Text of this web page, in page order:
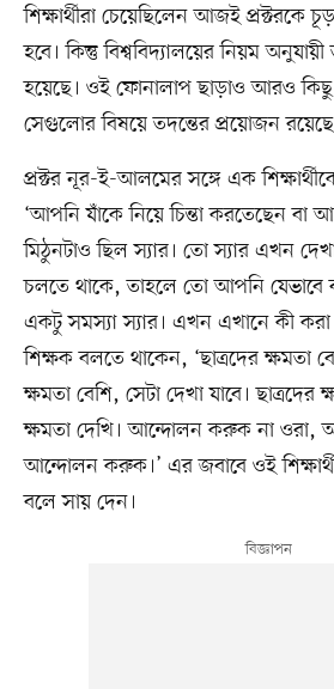
শিক্ষার্থীরা চেয়েছিলেন আজই প্রক্টরকে
হবে। কিন্তু বিশ্ববিদ্যালয়ের নিয়ম
হয়েছে। ওই ফোনালাপ ছাড়াও আরও
সেগুলোর বিষয়ে তদন্তের প্রয়োজন
প্রক্টর নূর-ই-আলমের সঙ্গে এক
‘আপনি যাঁকে নিয়ে চিন্তা করতেছেন বা
মিঠুনটাও ছিল স্যার। তো স্যার এখন
চলতে থাকে, তাহলে তো আপনি যেভাবে
একটু সমস্যা স্যার। এখন এখানে কী করা
শিক্ষক বলতে থাকেন, ‘ছাত্রদের ক্ষমতা
ক্ষমতা বেশি, সেটা দেখা যাবে। ছাত্রদের
ক্ষমতা দেখি। আন্দোলন করুক না ওরা,
আন্দোলন করুক।’ এর জবাবে ওই
বলে সায় দেন।